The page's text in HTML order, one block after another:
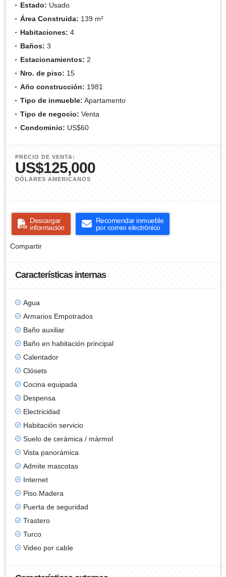
Estado: Usado
Área Construida: 139 m²
Habitaciones: 4
Baños: 3
Estacionamientos: 2
Nro. de piso: 15
Año construcción: 1981
Tipo de inmueble: Apartamento
Tipo de negocio: Venta
Condominio: US$60
PRECIO DE VENTA:
US$125,000
DÓLARES AMERICANOS
Descargar
información
Recomendar inmueble
por correo electrónico
Compartir
Características internas
Agua
Armarios Empotrados
Baño auxiliar
Baño en habitación principal
Calentador
Clósets
Cocina equipada
Despensa
Electricidad
Habitación servicio
Suelo de cerámica / mármol
Vista panorámica
Admite mascotas
Internet
Piso Madera
Puerta de seguridad
Trastero
Turco
Video por cable